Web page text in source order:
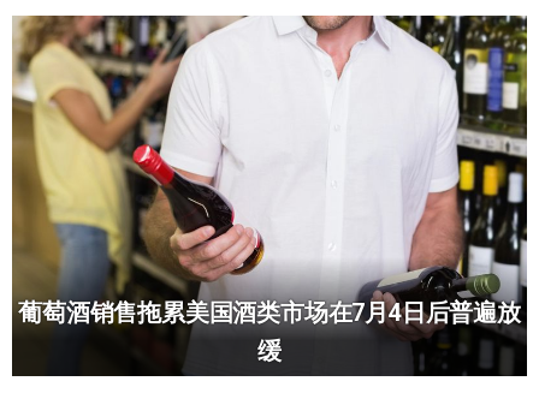
葡萄酒销售拖累美国酒类市场在7月4日后普遍放
缓